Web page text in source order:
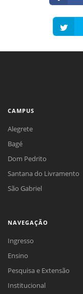
CAMPUS
Alegrete
Bagé
Dom Pedrito
Santana do Livramento
São Gabriel
NAVEGAÇÃO
Ingresso
Ensino
Pesquisa e Extensão
Institucional